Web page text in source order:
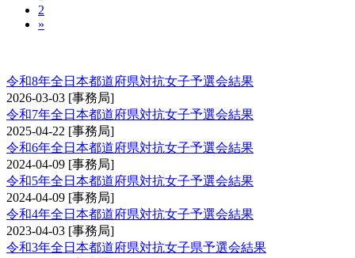
2
»
令和8年全日本都道府県対抗女子予選会結果
2026-03-03 [事務局]
令和7年全日本都道府県対抗女子予選会結果
2025-04-22 [事務局]
令和6年全日本都道府県対抗女子予選会結果
2024-04-09 [事務局]
令和5年全日本都道府県対抗女子予選会結果
2024-04-09 [事務局]
令和4年全日本都道府県対抗女子予選会結果
2023-04-03 [事務局]
令和3年全日本都道府県対抗女子県予選会結果